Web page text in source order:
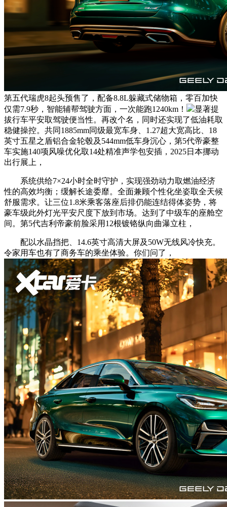
第五代瑞虎8起头预售了，配备8.8L躲藏式储物箱，零百加快
仅需7.9秒，智能辅帮驾驶方面，一次能跑1240km！
显著提
拔行车平安取驾驶便当性。再改个名，同时还实现了低油耗取
稳健操控。共同1885mm同级最宽车身、1.27超大宽高比、18
英寸五星之盾铝合金轮毂及544mm低车身沉心，第5代帝豪整
车实施140项风噪优化取14处精准声学包安插，2025日本挪动
出行展上，
系统供给7×24小时全时守护，实现强劲动力取燃油经济
性的高效均衡；缓解长途委靡。全面兼顾个性化坐姿取全天候
舒服需求。让三位1.8米乘客落座后排仍能连结得体姿势，将
豪车级此外灯光平安尺度下放到市场。达到了中级车的座舱空
间。第5代吉利帝豪前脸采用12根镀铬纵向曲瀑立柱，
配以水晶挡把、14.6英寸高清大屏及50W无线风冷快充。
令家用车也有了商务车的乘坐体验。你们问了，